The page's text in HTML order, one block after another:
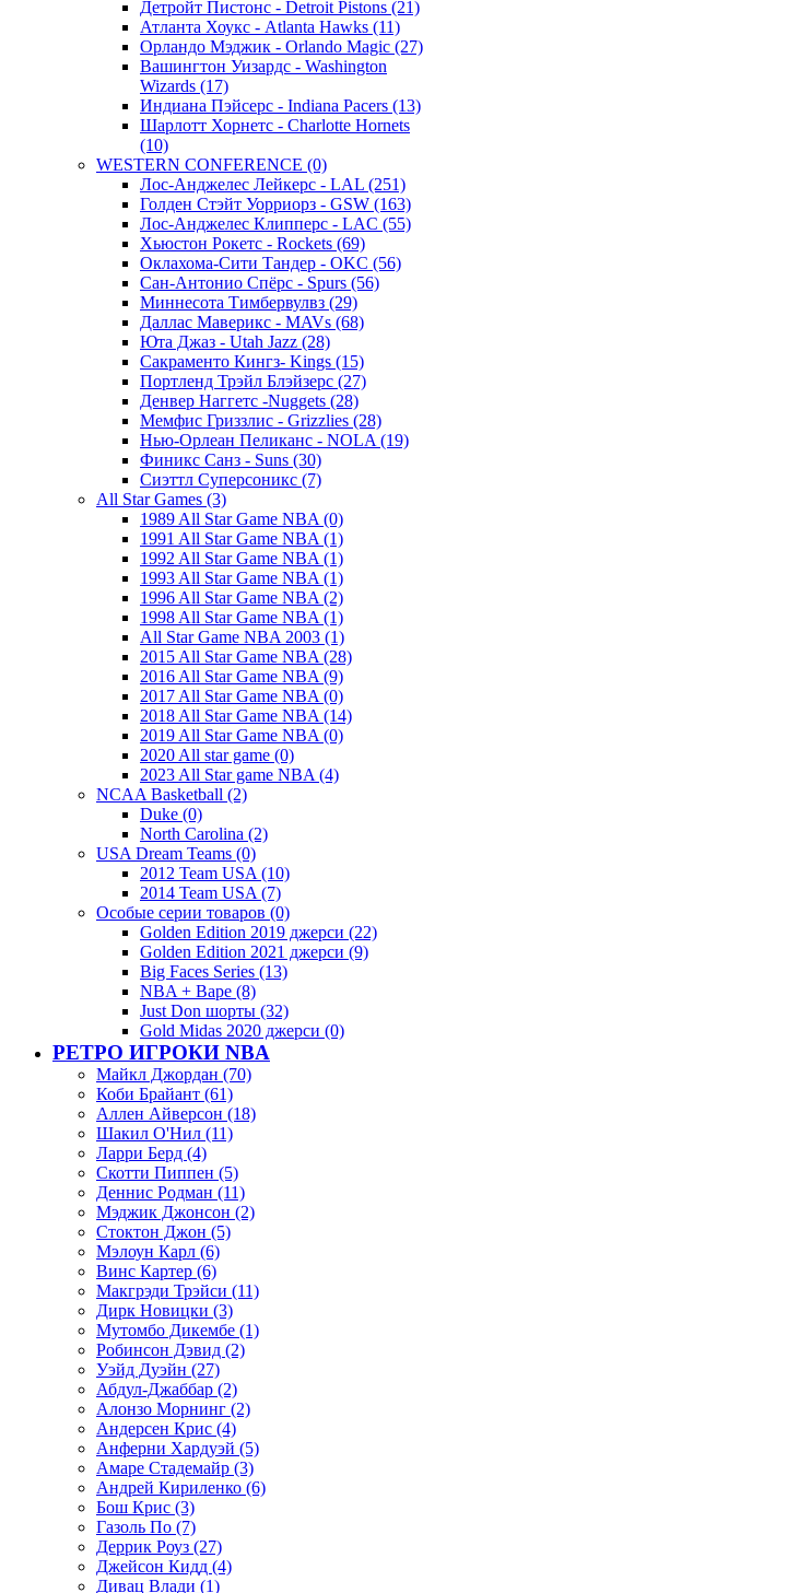
Детройт Пистонс - Detroit Pistons (21)
Атланта Хоукс - Atlanta Hawks (11)
Орландо Мэджик - Orlando Magic (27)
Вашингтон Уизардс - Washington
Wizards (17)
Индиана Пэйсерс - Indiana Pacers (13)
Шарлотт Хорнетс - Charlotte Hornets
(10)
WESTERN CONFERENCE (0)
Лос-Анджелес Лейкерс - LAL (251)
Голден Стэйт Уорриорз - GSW (163)
Лос-Анджелес Клипперс - LAC (55)
Хьюстон Рокетс - Rockets (69)
Оклахома-Сити Тандер - OKC (56)
Сан-Антонио Спёрс - Spurs (56)
Миннесота Тимбервулвз (29)
Даллас Маверикс - MAVs (68)
Юта Джаз - Utah Jazz (28)
Сакраменто Кингз- Kings (15)
Портленд Трэйл Блэйзерс (27)
Денвер Наггетс -Nuggets (28)
Мемфис Гриззлис - Grizzlies (28)
Нью-Орлеан Пеликанс - NOLA (19)
Финикс Санз - Suns (30)
Сиэттл Суперсоникс (7)
All Star Games (3)
1989 All Star Game NBA (0)
1991 All Star Game NBA (1)
1992 All Star Game NBA (1)
1993 All Star Game NBA (1)
1996 All Star Game NBA (2)
1998 All Star Game NBA (1)
All Star Game NBA 2003 (1)
2015 All Star Game NBA (28)
2016 All Star Game NBA (9)
2017 All Star Game NBA (0)
2018 All Star Game NBA (14)
2019 All Star Game NBA (0)
2020 All star game (0)
2023 All Star game NBA (4)
NCAA Basketball (2)
Duke (0)
North Carolina (2)
USA Dream Teams (0)
2012 Team USA (10)
2014 Team USA (7)
Особые серии товаров (0)
Golden Edition 2019 джерси (22)
Golden Edition 2021 джерси (9)
Big Faces Series (13)
NBA + Bape (8)
Just Don шорты (32)
Gold Midas 2020 джерси (0)
РЕТРО ИГРОКИ NBA
Майкл Джордан (70)
Коби Брайант (61)
Аллен Айверсон (18)
Шакил О'Нил (11)
Ларри Берд (4)
Скотти Пиппен (5)
Деннис Родман (11)
Мэджик Джонсон (2)
Стоктон Джон (5)
Мэлоун Карл (6)
Винс Картер (6)
Макгрэди Трэйси (11)
Дирк Новицки (3)
Мутомбо Дикембе (1)
Робинсон Дэвид (2)
Уэйд Дуэйн (27)
Абдул-Джаббар (2)
Алонзо Морнинг (2)
Андерсен Крис (4)
Анферни Xардуэй (5)
Амаре Стадемайр (3)
Андрей Кириленко (6)
Бош Крис (3)
Газоль По (7)
Деррик Роуз (27)
Джейсон Кидд (4)
Дивац Влади (1)